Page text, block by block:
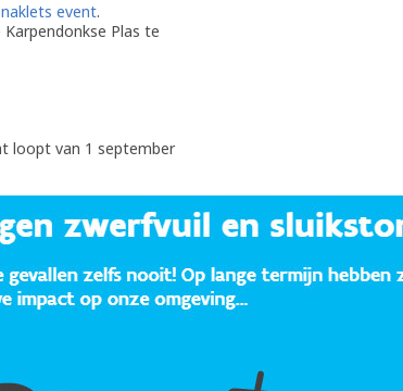
naklets event.
Plas te
loopt van 1 september